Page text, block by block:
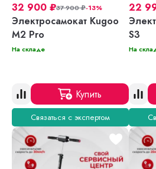
32 900 ₽37 900₽-13%
Электросамокат Kugoo
M2 Pro
На складе
Купить
Связаться с экспертом
22
S3
На